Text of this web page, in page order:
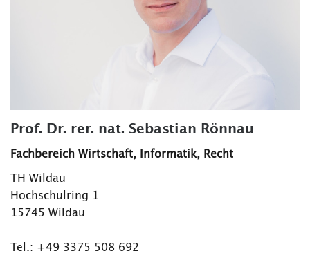
Prof. Dr. rer. nat. Sebastian Rönnau
Fachbereich Wirtschaft, Informatik, Recht
TH Wildau
Hochschulring 1
15745 Wildau
Tel.: +49 3375 508 692